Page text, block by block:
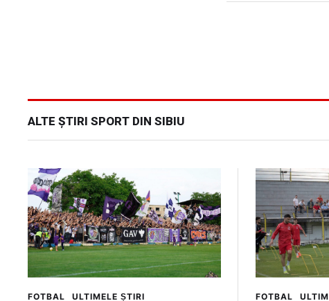
ALTE ȘTIRI SPORT DIN SIBIU
FOTBAL ULTIMELE ȘTIRI FOTBAL